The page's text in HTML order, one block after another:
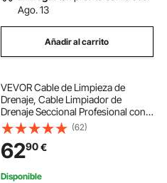
Ago. 13
Añadir al carrito
VEVOR Cable de Limpieza de
Drenaje, Cable Limpiador de
Drenaje Seccional Profesional con 7
Cortadores para Tuberías, Cable de
Barrena de Drenaje de
Alcantarillado de Núcleo Hueco 395
x 395 x 117 mm
(62)
6290€
Disponible